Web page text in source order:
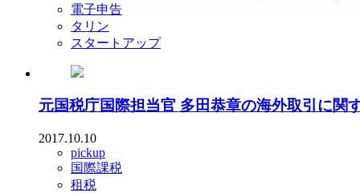
電子申告
タリン
スタートアップ
元国税庁国際担当官 多田恭章の海外取引に
2017.10.10
pickup
国際課税
租税